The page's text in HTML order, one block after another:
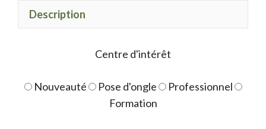
Description
Centre d'intérêt
Nouveauté Pose d'ongle
Professionnel
Formation